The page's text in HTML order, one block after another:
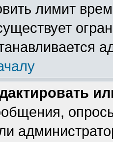
лимит